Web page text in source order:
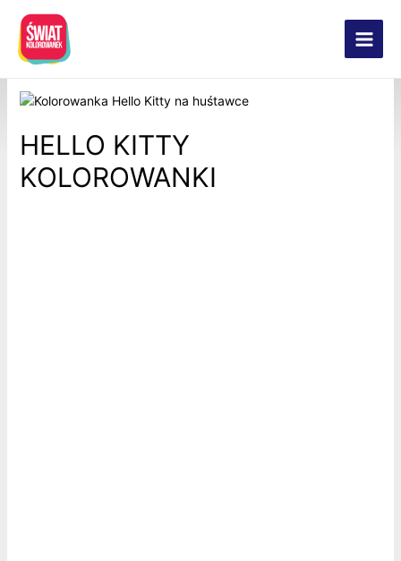
HELLO KITTY
KOLOROWANKI